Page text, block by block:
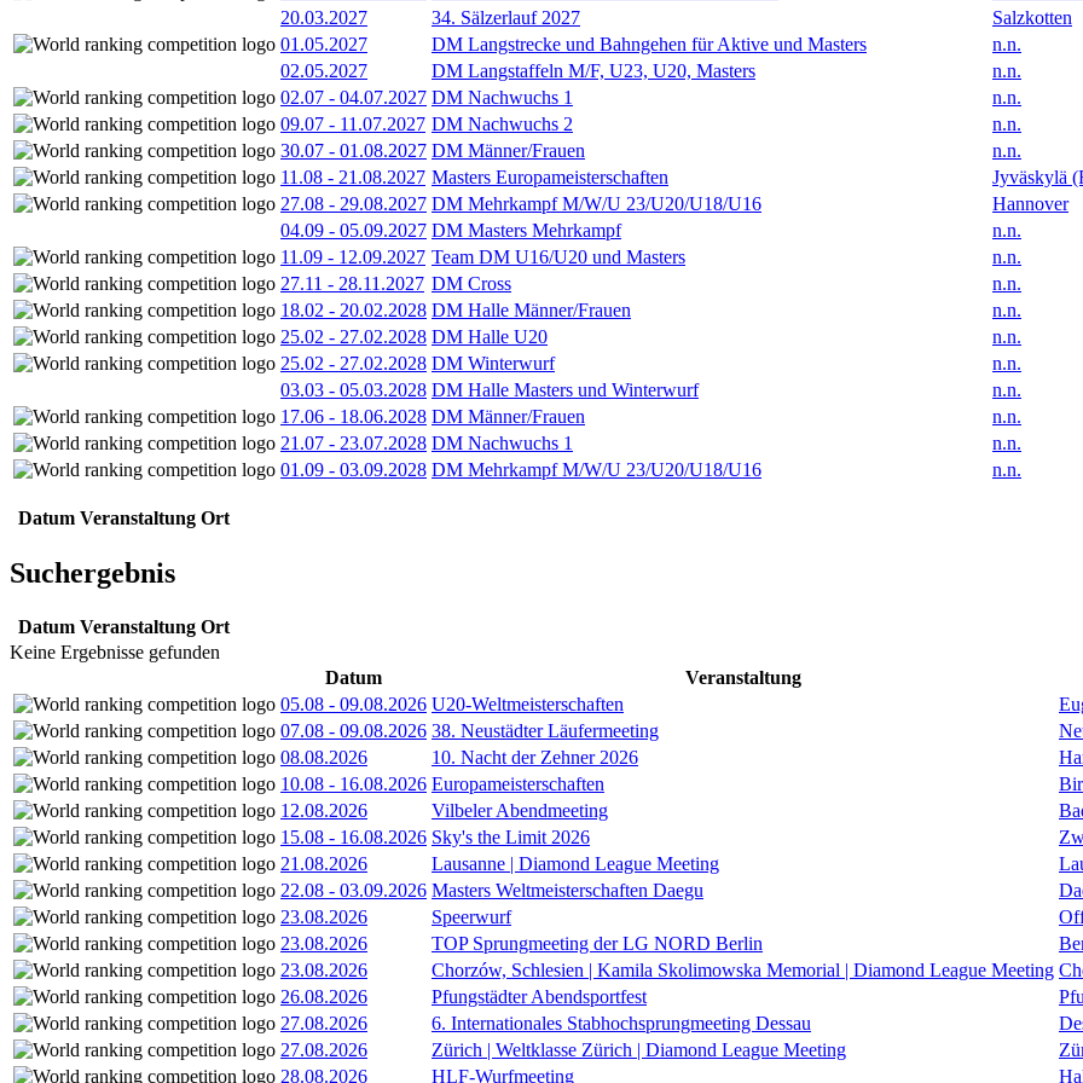
20.03.2027
34. Sälzerlauf 2027
Salzkotten
01.05.2027
DM Langstrecke und Bahngehen für Aktive und Masters
n.n.
02.05.2027
DM Langstaffeln M/F, U23, U20, Masters
n.n.
02.07 - 04.07.2027 DM Nachwuchs 1
n.n.
09.07 - 11.07.2027 DM Nachwuchs 2
n.n.
30.07 - 01.08.2027 DM Männer/Frauen
n.n.
11.08 - 21.08.2027 Masters Europameisterschaften
Jyväskylä
27.08 - 29.08.2027 DM Mehrkampf M/W/U 23/U20/U18/U16
Hannover
04.09 - 05.09.2027 DM Masters Mehrkampf
n.n.
11.09 - 12.09.2027 Team DM U16/U20 und Masters
n.n.
27.11 - 28.11.2027 DM Cross
n.n.
18.02 - 20.02.2028 DM Halle Männer/Frauen
n.n.
25.02 - 27.02.2028 DM Halle U20
n.n.
25.02 - 27.02.2028 DM Winterwurf
n.n.
03.03 - 05.03.2028 DM Halle Masters und Winterwurf
n.n.
17.06 - 18.06.2028 DM Männer/Frauen
n.n.
21.07 - 23.07.2028 DM Nachwuchs 1
n.n.
01.09 - 03.09.2028 DM Mehrkampf M/W/U 23/U20/U18/U16 n.n.
Datum Veranstaltung Ort
Suchergebnis
Datum Veranstaltung Ort
Keine Ergebnisse gefunden
Datum
Veranstaltung
05.08 - 09.08.2026 U20-Weltmeisterschaften
07.08 - 09.08.2026 38. Neustädter Läufermeeting
08.08.2026
10. Nacht der Zehner 2026
10.08 - 16.08.2026 Europameisterschaften
12.08.2026
Vilbeler Abendmeeting
15.08 - 16.08.2026 Sky's the Limit 2026
21.08.2026
Lausanne | Diamond League Meeting
22.08 - 03.09.2026 Masters Weltmeisterschaften Daegu
23.08.2026
Speerwurf
23.08.2026
TOP Sprungmeeting der LG NORD Berlin
23.08.2026
Chorzów, Schlesien | Kamila Skolimowska Memorial | Diamond League Meeting
26.08.2026
Pfungstädter Abendsportfest
27.08.2026
6. Internationales Stabhochsprungmeeting Dessau
27.08.2026
Zürich | Weltklasse Zürich | Diamond League Meeting
28.08.2026
HLF-Wurfmeeting